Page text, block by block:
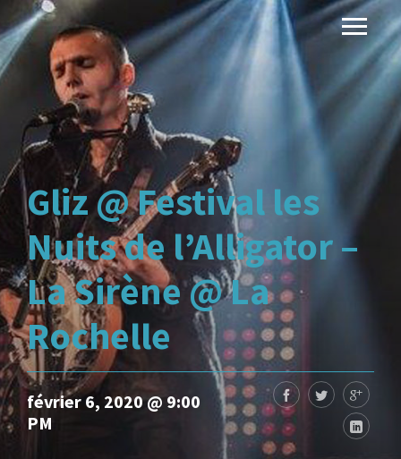
Gliz @ Festival les
Nuits de l’Alligator –
La Sirène @ La
Rochelle
février 6, 2020 @ 9:00
PM